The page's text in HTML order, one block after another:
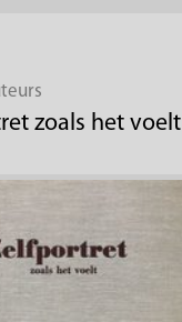
zoals het voelt